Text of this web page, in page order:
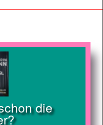
die